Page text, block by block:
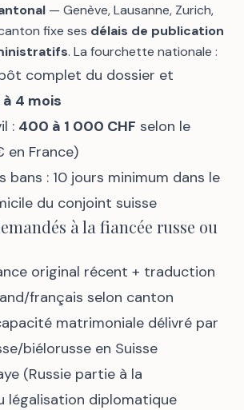
— Genève, Lausanne, Zurich,
fixe ses délais de publication
. La fourchette nationale :
complet du dossier et
à 4 mois
: 400 à 1 000 CHF selon le
en France)
bans : 10 jours minimum dans le
du conjoint suisse
à la fiancée russe ou
original récent + traduction
français selon canton
matrimoniale délivré par
biélorusse en Suisse
(Russie partie à la
légalisation diplomatique